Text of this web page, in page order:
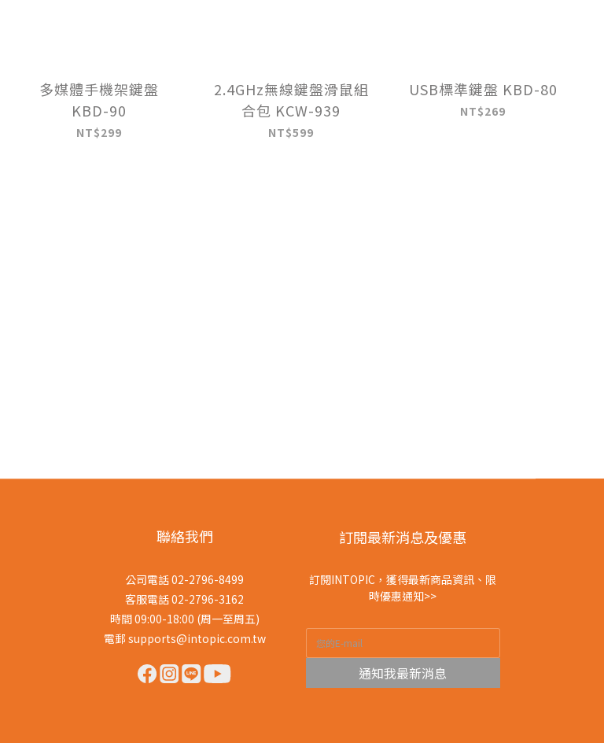
多媒體手機架鍵盤
KBD-90
NT$299
2.4GHz無線鍵盤滑鼠組
合包 KCW-939
NT$599
USB標準鍵盤 KBD-80
NT$269
聯絡我們
公司電話 02-2796-8499
客服電話 02-2796-3162
時間 09:00-18:00 (周一至周五)
電郵 supports@intopic.com.tw
訂閱最新消息及優惠
訂閱INTOPIC，獲得最新商品資訊、限
時優惠通知>>
通知我最新消息